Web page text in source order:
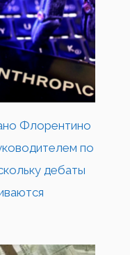
Флорентино
по
дебаты